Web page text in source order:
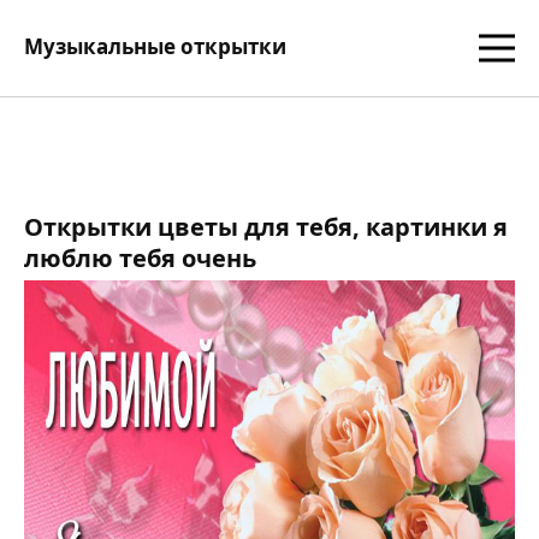
Музыкальные открытки
Открытки цветы для тебя, картинки я
люблю тебя очень